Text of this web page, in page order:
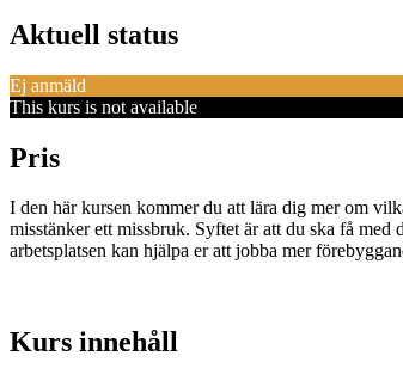
Aktuell status
Ej anmäld
This kurs is not available
Pris
I den här kursen kommer du att lära dig mer om
misstänker ett missbruk. Syftet är att du ska få
arbetsplatsen kan hjälpa er att jobba mer
Kurs innehåll